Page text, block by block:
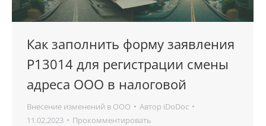
Как заполнить форму заявления
Р13014 для регистрации смены
адреса ООО в налоговой
Внесение изменений в ООО Автор iDoDoc
11.02.2023
Прокомментировать